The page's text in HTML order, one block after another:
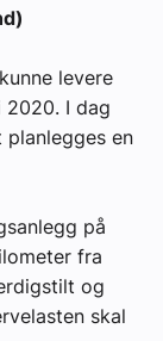
levere
2020. I dag
planlegges en
på
fra
og
skal